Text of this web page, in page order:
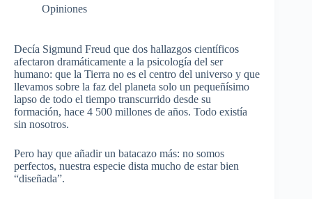
Opiniones
Decía Sigmund Freud que dos hallazgos científicos
afectaron dramáticamente a la psicología del ser
humano: que la Tierra no es el centro del universo y que
llevamos sobre la faz del planeta solo un pequeñísimo
lapso de todo el tiempo transcurrido desde su
formación, hace 4 500 millones de años. Todo existía
sin nosotros.
Pero hay que añadir un batacazo más: no somos
perfectos, nuestra especie dista mucho de estar bien
“diseñada”.